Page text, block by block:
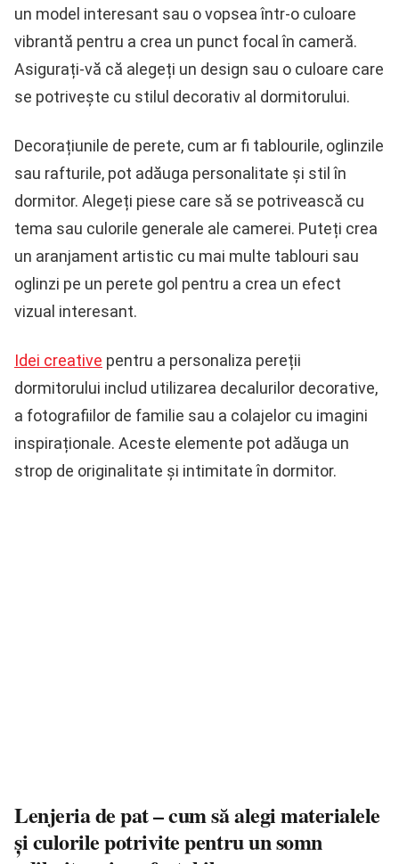
un model interesant sau o vopsea într-o culoare
vibrantă pentru a crea un punct focal în cameră.
Asigurați-vă că alegeți un design sau o culoare care
se potrivește cu stilul decorativ al dormitorului.
Decorațiunile de perete, cum ar fi tablourile, oglinzile
sau rafturile, pot adăuga personalitate și stil în
dormitor. Alegeți piese care să se potrivească cu
tema sau culorile generale ale camerei. Puteți crea
un aranjament artistic cu mai multe tablouri sau
oglinzi pe un perete gol pentru a crea un efect
vizual interesant.
Idei creative pentru a personaliza pereții
dormitorului includ utilizarea decalurilor decorative,
a fotografiilor de familie sau a colajelor cu imagini
inspiraționale. Aceste elemente pot adăuga un
strop de originalitate și intimitate în dormitor.
Lenjeria de pat – cum să alegi materialele
și culorile potrivite pentru un somn